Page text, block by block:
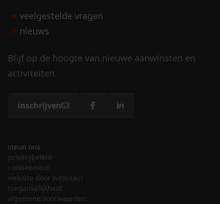
veelgestelde vragen
nieuws
Blijf op de hoogte van nieuwe aanwinsten en
activiteiten.
inschrijven
steun ons
privacybeleid
cookiebeleid
website door webreact
toegankelijkheid
algemene voorwaarden